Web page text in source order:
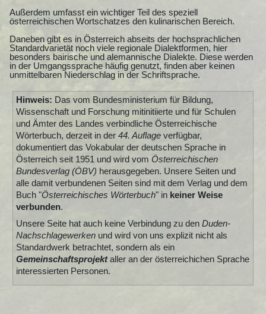
Außerdem umfasst ein wichtiger Teil des speziell
österreichischen Wortschatzes den kulinarischen Bereich.
Daneben gibt es in Österreich abseits der hochsprachlichen
Standardvarietät noch viele regionale Dialektformen, hier
besonders bairische und alemannische Dialekte. Diese werden
in der Umgangssprache häufig genutzt, finden aber keinen
unmittelbaren Niederschlag in der Schriftsprache.
Hinweis: Das vom Bundesministerium für Bildung,
Wissenschaft und Forschung mitinitiierte und für Schulen
und Ämter des Landes verbindliche Österreichische
Wörterbuch, derzeit in der 44. Auflageverfügbar,
dokumentiert das Vokabular der deutschen Sprache in
Österreich seit 1951 und wird vom Österreichischen
Bundesverlag (ÖBV) herausgegeben. Unsere Seiten und
alle damit verbundenen Seiten sind mit dem Verlag und dem
Buch "Österreichisches Wörterbuch" in keiner Weise
verbunden.
Unsere Seite hat auch keine Verbindung zu den Duden-
Nachschlagewerkenund wird von uns explizit nicht als
Standardwerk betrachtet, sondern als ein
Gemeinschaftsprojektaller an der österreichichen Sprache
interessierten Personen.